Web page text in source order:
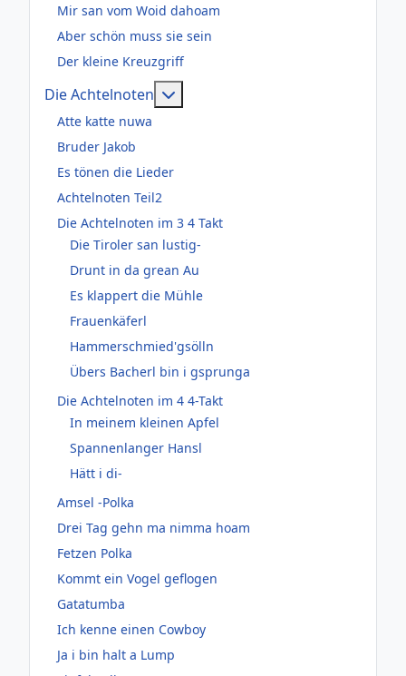
Mir san vom Woid dahoam
Aber schön muss sie sein
Der kleine Kreuzgriff
Die Achtelnoten
Atte katte nuwa
Bruder Jakob
Es tönen die Lieder
Achtelnoten Teil2
Die Achtelnoten im 3 4 Takt
Die Tiroler san lustig-
Drunt in da grean Au
Es klappert die Mühle
Frauenkäferl
Hammerschmied'gsölln
Übers Bacherl bin i gsprunga
Die Achtelnoten im 4 4-Takt
In meinem kleinen Apfel
Spannenlanger Hansl
Hätt i di-
Amsel -Polka
Drei Tag gehn ma nimma hoam
Fetzen Polka
Kommt ein Vogel geflogen
Gatatumba
Ich kenne einen Cowboy
Ja i bin halt a Lump